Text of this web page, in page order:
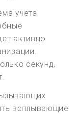
учета
активно
секунд,
всплывающие